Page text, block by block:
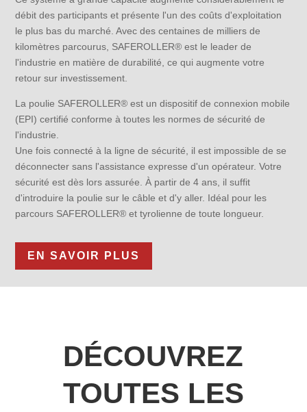
débit des participants et présente l'un des coûts d'exploitation
le plus bas du marché. Avec des centaines de milliers de
kilomètres parcourus, SAFEROLLER® est le leader de
l'industrie en matière de durabilité, ce qui augmente votre
retour sur investissement.
La poulie SAFEROLLER® est un dispositif de connexion mobile
(EPI) certifié conforme à toutes les normes de sécurité de
l'industrie.
Une fois connecté à la ligne de sécurité, il est impossible de se
déconnecter sans l'assistance expresse d'un opérateur. Votre
sécurité est dès lors assurée. À partir de 4 ans, il suffit
d'introduire la poulie sur le câble et d'y aller. Idéal pour les
parcours SAFEROLLER® et tyrolienne de toute longueur.
EN SAVOIR PLUS
DÉCOUVREZ
TOUTES LES